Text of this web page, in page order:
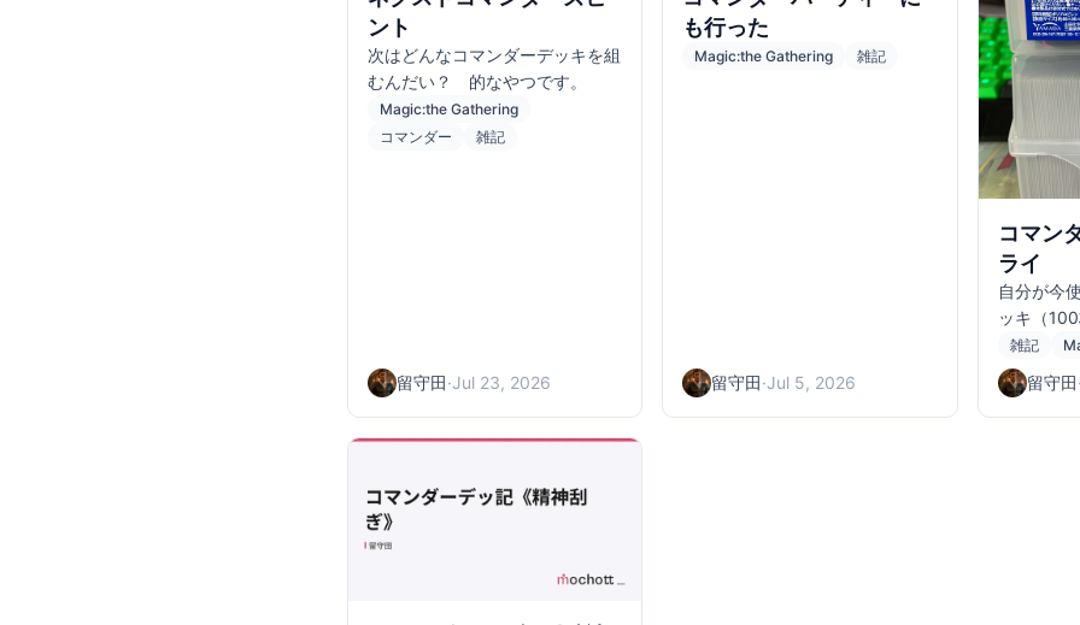
ント
次はどんなコマンダーデッキを組
むんだい？ 的なやつです。
Magic:the Gathering
コマンダー
雑記
留守田·Jul 23, 2026
も行った
Magic:the Gathering 雑記
留守田·Jul 5, 2026
コマン
ライ
自分が今
ッキ（
ライリス
雑記
留守田·